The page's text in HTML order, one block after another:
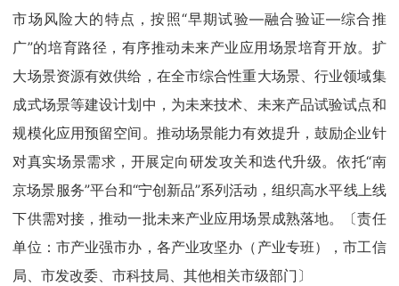
市场风险大的特点，按照“早期试验—融合验证—综合推
广”的培育路径，有序推动未来产业应用场景培育开放。扩
大场景资源有效供给，在全市综合性重大场景、行业领域集
成式场景等建设计划中，为未来技术、未来产品试验试点和
规模化应用预留空间。推动场景能力有效提升，鼓励企业针
对真实场景需求，开展定向研发攻关和迭代升级。依托“南
京场景服务”平台和“宁创新品”系列活动，组织高水平线上线
下供需对接，推动一批未来产业应用场景成熟落地。〔责任
单位：市产业强市办，各产业攻坚办（产业专班），市工信
局、市发改委、市科技局、其他相关市级部门〕